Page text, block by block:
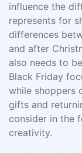
influence the
represents for
differences
and after
also needs to
Black Friday
while shoppers
gifts and
consider in the
creativity.